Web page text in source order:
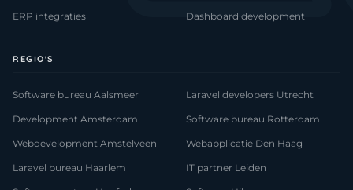
ERP integraties Dashboard development
REGIO'S
Software bureau Aalsmeer
Development Amsterdam
Webdevelopment Amstelveen
Laravel bureau Haarlem
Laravel developers Utrecht
Software bureau Rotterdam
Webapplicatie Den Haag
IT partner Leiden